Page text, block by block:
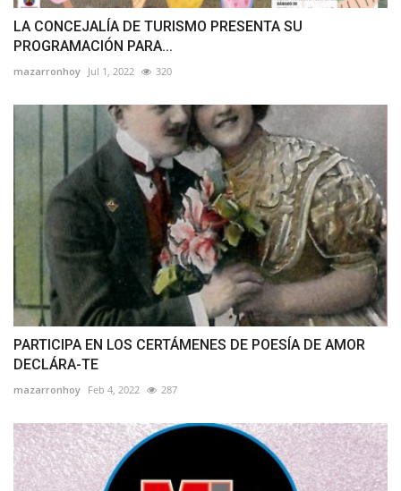
LA CONCEJALÍA DE TURISMO PRESENTA SU
PROGRAMACIÓN PARA...
mazarronhoy Jul 1, 2022 320
PARTICIPA EN LOS CERTÁMENES DE POESÍA DE AMOR
DECLÁRA-TE
mazarronhoy Feb 4, 2022 287